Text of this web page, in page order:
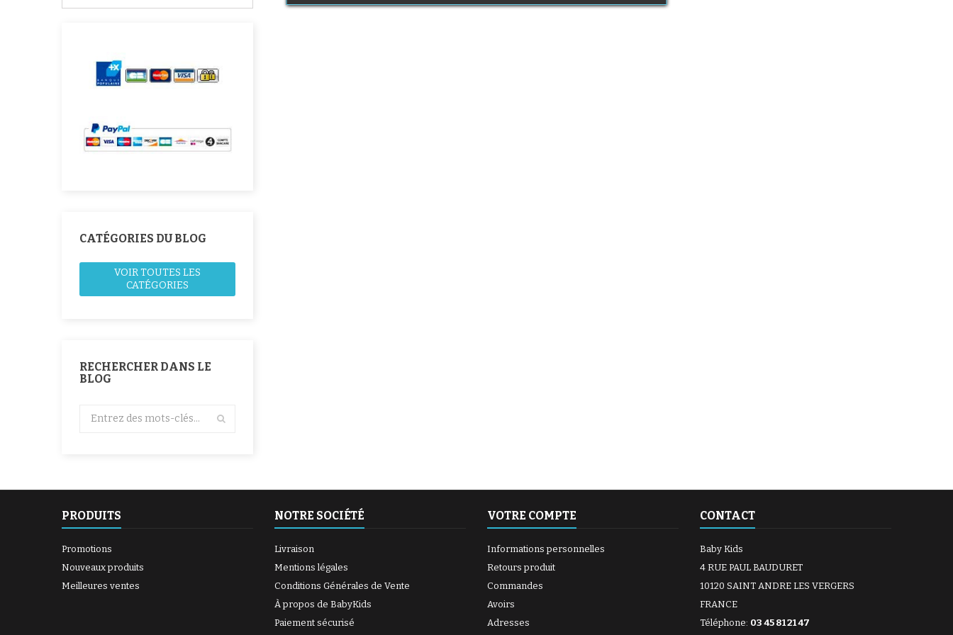
(1 avis)
CATÉGORIES DU BLOG
VOIR TOUTES LES
CATÉGORIES
RECHERCHER DANS LE
BLOG
PRODUITS
Promotions
Nouveaux produits
Meilleures ventes
NOTRE SOCIÉTÉ
Livraison
Mentions légales
Conditions Générales de Vente
À propos de BabyKids
Paiement sécurisé
VOTRE COMPTE
Informations personnelles
Retours produit
Commandes
Avoirs
Adresses
CONTACT
Baby Kids
4 RUE PAUL BAUDURET
10120 SAINT ANDRE LES VERGERS
FRANCE
Téléphone: 03 45 81 21 47